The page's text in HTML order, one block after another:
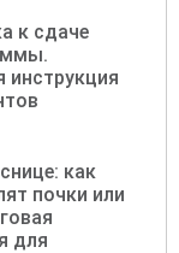
к сдаче
инструкция
как
почки или
для